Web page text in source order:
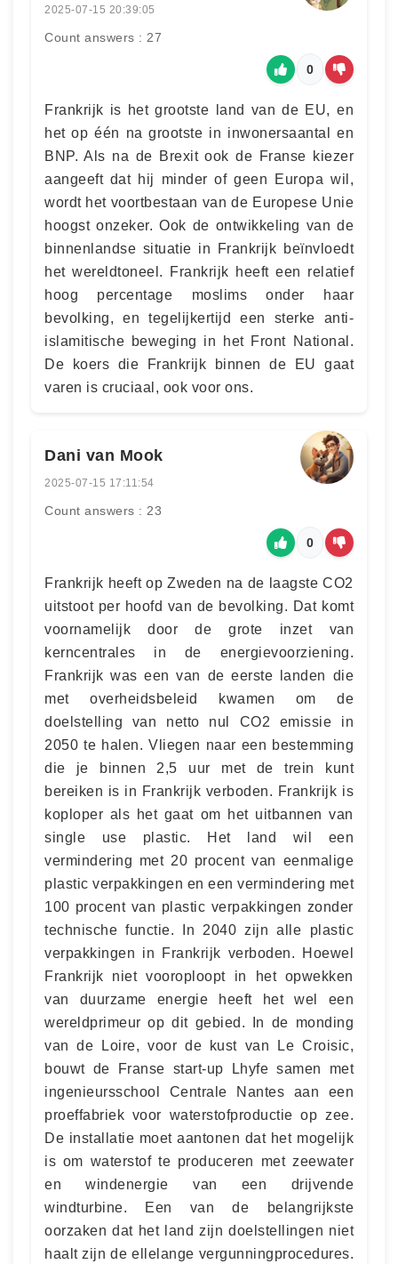
2025-07-15 20:39:05
Count answers : 27
0
Frankrijk is het grootste land van de EU, en
het op één na grootste in inwonersaantal en
BNP. Als na de Brexit ook de Franse kiezer
aangeeft dat hij minder of geen Europa wil,
wordt het voortbestaan van de Europese Unie
hoogst onzeker. Ook de ontwikkeling van de
binnenlandse situatie in Frankrijk beïnvloedt
het wereldtoneel. Frankrijk heeft een relatief
hoog percentage moslims onder haar
bevolking, en tegelijkertijd een sterke anti-
islamitische beweging in het Front National.
De koers die Frankrijk binnen de EU gaat
varen is cruciaal, ook voor ons.
Dani van Mook
2025-07-15 17:11:54
Count answers : 23
0
Frankrijk heeft op Zweden na de laagste CO2
uitstoot per hoofd van de bevolking. Dat komt
voornamelijk door de grote inzet van
kerncentrales in de energievoorziening.
Frankrijk was een van de eerste landen die
met overheidsbeleid kwamen om de
doelstelling van netto nul CO2 emissie in
2050 te halen. Vliegen naar een bestemming
die je binnen 2,5 uur met de trein kunt
bereiken is in Frankrijk verboden. Frankrijk is
koploper als het gaat om het uitbannen van
single use plastic. Het land wil een
vermindering met 20 procent van eenmalige
plastic verpakkingen en een vermindering met
100 procent van plastic verpakkingen zonder
technische functie. In 2040 zijn alle plastic
verpakkingen in Frankrijk verboden. Hoewel
Frankrijk niet vooroploopt in het opwekken
van duurzame energie heeft het wel een
wereldprimeur op dit gebied. In de monding
van de Loire, voor de kust van Le Croisic,
bouwt de Franse start-up Lhyfe samen met
ingenieursschool Centrale Nantes aan een
proeffabriek voor waterstofproductie op zee.
De installatie moet aantonen dat het mogelijk
is om waterstof te produceren met zeewater
en windenergie van een drijvende
windturbine. Een van de belangrijkste
oorzaken dat het land zijn doelstellingen niet
haalt zijn de ellelange vergunningprocedures.